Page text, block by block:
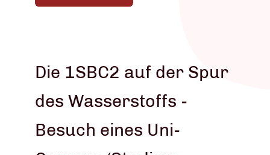
Die 1SBC2 auf der Spur
des Wasserstoffs -
Besuch eines Uni-